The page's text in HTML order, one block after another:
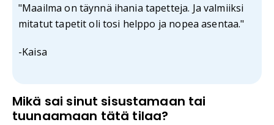
"Maailma on täynnä ihania tapetteja. Ja valmiiksi
mitatut tapetit oli tosi helppo ja nopea asentaa."
-Kaisa
Mikä sai sinut sisustamaan tai
tuunaamaan tätä tilaa?